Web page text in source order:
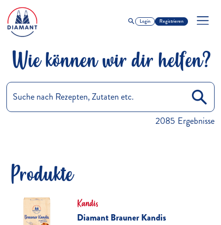
Login Registrieren
Wie können wir dir helfen?
2085 Ergebnisse
Produkte
Kandis
Diamant Brauner Kandis